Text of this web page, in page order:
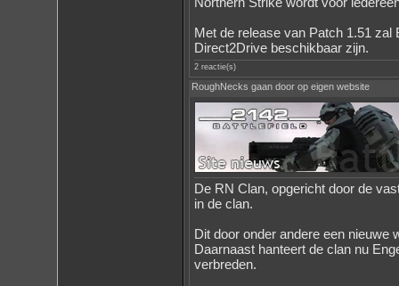
Met de release van Patch 1.51 zal
Direct2Drive beschikbaar zijn.
2 reactie(s)
RoughNecks gaan door op eigen website
De RN Clan, opgericht door de
in de clan.
Dit door onder andere een nieuwe
Daarnaast hanteert de clan nu
verbreden.